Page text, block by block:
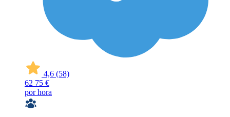
4,6 (58)
62 75 €
por hora